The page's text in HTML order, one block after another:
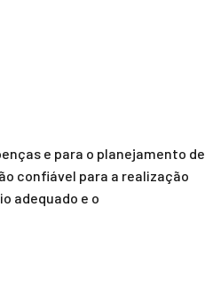
e para o planejamento de
confiável para a realização
adequado e o